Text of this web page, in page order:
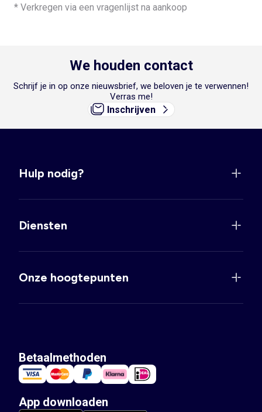
* Verkregen via een vragenlijst na aankoop
We houden contact
Schrijf je in op onze nieuwsbrief, we beloven je te verwennen!
Verras me!
Inschrijven
Hulp nodig?
Diensten
Onze hoogtepunten
Betaalmethoden
App downloaden